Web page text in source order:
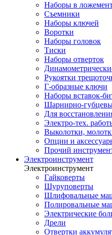
Наборы в
Съемники
Наборы ключей
Воротки
Наборы головок
Тиски
Наборы отверток
Рукоятки
Г-образные ключи
Наборы вставок-
Шарнирно-
Для
Электро-тех.
Выколотки,
Опции и
Прочий
Электроинструмент
Электроинструмент
Гайковерты
Шуруповерты
Шлифовальные
Полировальные
Электрические
Дрели
Отвертки